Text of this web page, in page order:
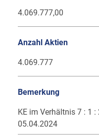
4.069.777,00
Anzahl Aktien
4.069.777
Bemerkung
KE im Verhältnis 7 : 1
05.04.2024